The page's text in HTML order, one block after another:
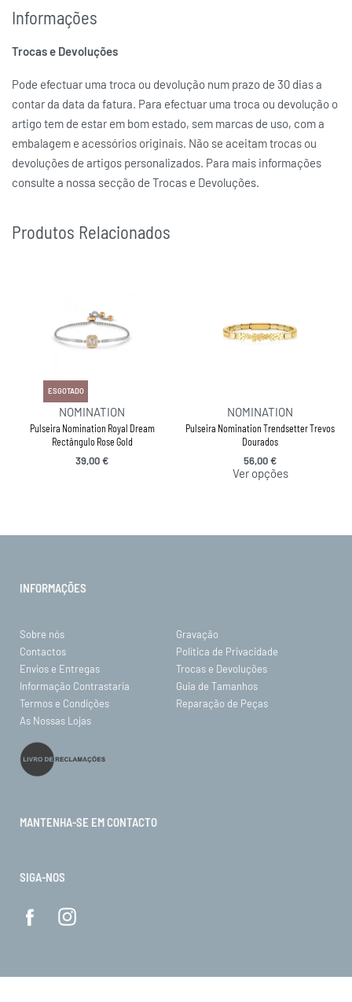
Informações
Trocas e Devoluções
Pode efectuar uma troca ou devolução num prazo de 30 dias a
contar da data da fatura. Para efectuar uma troca ou devolução o
artigo tem de estar em bom estado, sem marcas de uso, com a
embalagem e acessórios originais. Não se aceitam trocas ou
devoluções de artigos personalizados. Para mais informações
consulte a nossa secção de Trocas e Devoluções.
Produtos Relacionados
ESGOTADO
NOMINATION
Pulseira Nomination Royal Dream
Rectângulo Rose Gold
39,00€
NOMINATION
Pulseira Nomination Trendsetter Trevos
Dourados
56,00€
Ver opções
INFORMAÇÕES
Sobre nós
Gravação
Contactos
Política de Privacidade
Envios e Entregas
Trocas e Devoluções
Informação Contrastaria
Guia de Tamanhos
Termos e Condições
Reparação de Peças
As Nossas Lojas
MANTENHA-SE EM CONTACTO
SIGA-NOS